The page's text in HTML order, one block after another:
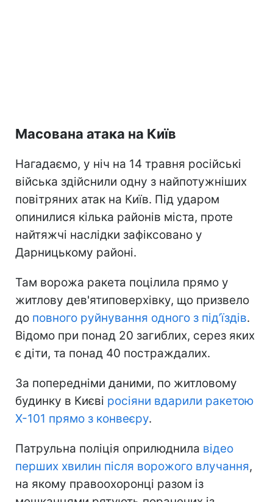
Масована атака на Київ
Нагадаємо, у ніч на 14 травня російські
війська здійснили одну з найпотужніших
повітряних атак на Київ. Під ударом
опинилися кілька районів міста, проте
найтяжчі наслідки зафіксовано у
Дарницькому районі.
Там ворожа ракета поцілила прямо у
житлову дев'ятиповерхівку, що призвело
до повного руйнування одного з під’їздів.
Відомо при понад 20 загиблих, серез яких
є діти, та понад 40 постраждалих.
За попередніми даними, по житловому
будинку в Києві росіяни вдарили ракетою
Х-101 прямо з конвеєру.
Патрульна поліція оприлюднила відео
перших хвилин після ворожого влучання,
на якому правоохоронці разом із